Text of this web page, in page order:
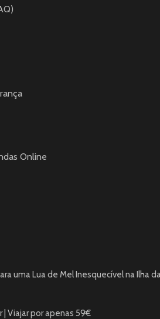
Online
uma Lua de Mel Inesquecível na Ilha
| Viajar por apenas 59€